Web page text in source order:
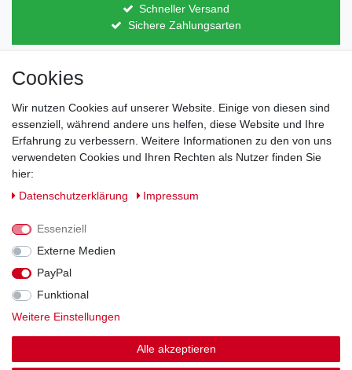
Schneller Versand
Sichere Zahlungsarten
Direkt vom Hersteller
Lagerware
Barrierefreiheitserklärung
Cookies
Wir nutzen Cookies auf unserer Website. Einige von diesen sind
essenziell, während andere uns helfen, diese Website und Ihre
Erfahrung zu verbessern. Weitere Informationen zu den von uns
verwendeten Cookies und Ihren Rechten als Nutzer finden Sie
hier:
Daten­schutz­erklärung
Impressum
Essenziell
Externe Medien
PayPal
Funktional
Weitere Einstellungen
Alle akzeptieren